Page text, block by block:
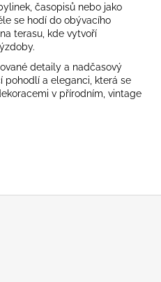
časopisů nebo jako
se hodí do obývacího
terasu, kde vytvoří
detaily a nadčasový
pohodlí a eleganci, která se
v přírodním, vintage